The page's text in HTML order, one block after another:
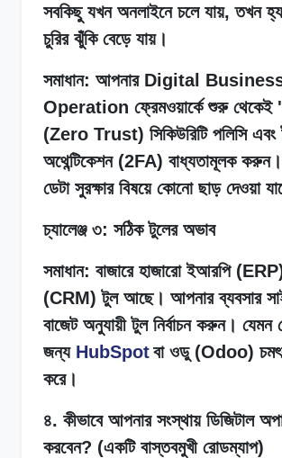
সবকিছু যখন অনলাইনে চলে যায়, তখন
চুরির ঝুঁকি বেড়ে যায়।
সমাধান: আপনার Digital
Operation ফ্রেমওয়ার্কে শুরু থেকেই
(Zero Trust) সিকিউরিটি পলিসি এবং
অথেন্টিকেশন (2FA) বাধ্যতামূলক করুন।
ডেটা সুরক্ষার বিষয়ে কোনো ছাড় দেওয়া
চ্যালেঞ্জ ৩: সঠিক টুলের অভাব
সমাধান: বাজারে হাজারো ইআরপি
(CRM) টুল আছে। আপনার ব্যবসার
বাজেট অনুযায়ী টুল নির্বাচন করুন। যেমন
জন্য HubSpotবা ওডু (Odoo)
করে।
৪. কীভাবে আপনার সংস্থায় ডিজিটাল
করবেন? (একটি বাস্তবমুখী রোডম্যাপ)